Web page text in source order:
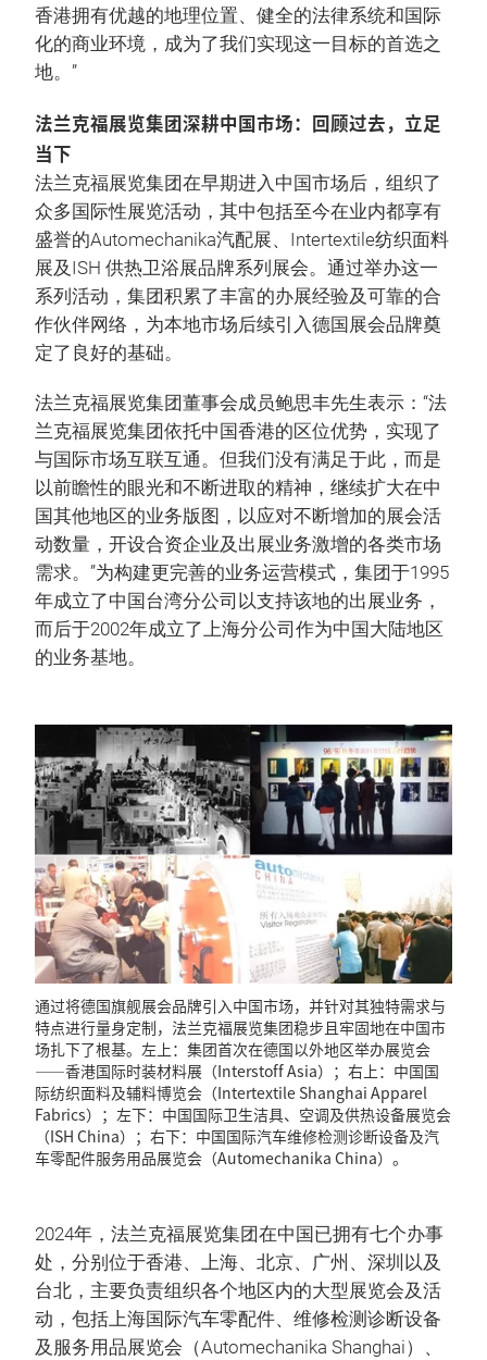
香港拥有优越的地理位置、健全的法律系统和国际
化的商业环境，成为了我们实现这一目标的首选之
地。”
法兰克福展览集团深耕中国市场：回顾过去，立足
当下
法兰克福展览集团在早期进入中国市场后，组织了
众多国际性展览活动，其中包括至今在业内都享有
盛誉的Automechanika汽配展、Intertextile纺织面料
展­­­­­­及ISH 供热卫浴展品牌系列展会。通过举办这一
系列活动，集团积累了丰富的办展经验及可靠的合
作伙伴网络，为本地市场后续引入德国展会品牌奠
定了良好的基础。
法兰克福展览集团董事会成员鲍思丰先生表示：“法
兰克福展览集团依托中国香港的区位优势，实现了
与国际市场互联互通。但我们没有满足于此，而是
以前瞻性的眼光和不断进取的精神，继续扩大在中
国其他地区的业务版图，以应对不断增加的展会活
动数量，开设合资企业及出展业务激增的各类市场
需求。”为构建更完善的业务运营模式，集团于1995
年成立了中国台湾分公司以支持该地的出展业务，
而后于2002年成立了上海分公司作为中国大陆地区
的业务基地。
通过将德国旗舰展会品牌引入中国市场，并针对其独特需求与
特点进行量身定制，法兰克福展览集团稳步且牢固地在中国市
场扎下了根基。左上：集团首次在德国以外地区举办展览会
——香港国际时装材料展（Interstoff Asia）；右上：中国国
际纺织面料及辅料博览会（Intertextile Shanghai Apparel
Fabrics）；左下：中国国际卫生洁具、空调及供热设备展览会
（ISH China）；右下：中国国际汽车维修检测诊断设备及汽
车零配件服务用品展览会（Automechanika China）。
2024年，法兰克福展览集团在中国已拥有七个办事
处，分别位于香港、上海、北京、广州、深圳以及
台北，主要负责组织各个地区内的大型展览会及活
动，包括上海国际汽车零配件、维修检测诊断设备
及服务用品展览会（Automechanika Shanghai）、